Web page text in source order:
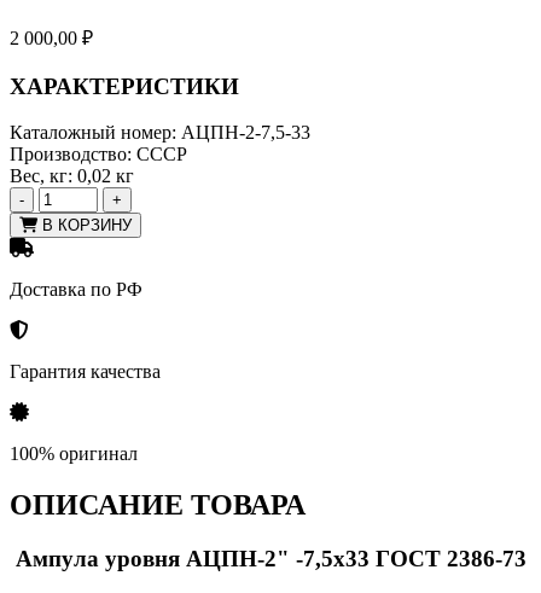
2 000,00 ₽
ХАРАКТЕРИСТИКИ
Каталожный номер: АЦПН-2-7,5-33
Производство: СССР
Вес, кг: 0,02 кг
-
+
В КОРЗИНУ
Доставка по РФ
Гарантия качества
100% оригинал
ОПИСАНИЕ ТОВАРА
Ампула уровня АЦПН-2" -7,5х33 ГОСТ 2386-73